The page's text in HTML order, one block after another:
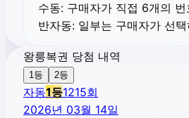
수동: 구매자가 직접 6개의
반자동: 일부는 구매자가 선
왕릉복권 당첨 내역
1등 2등
자동1등1215회
2026년 03월 14일